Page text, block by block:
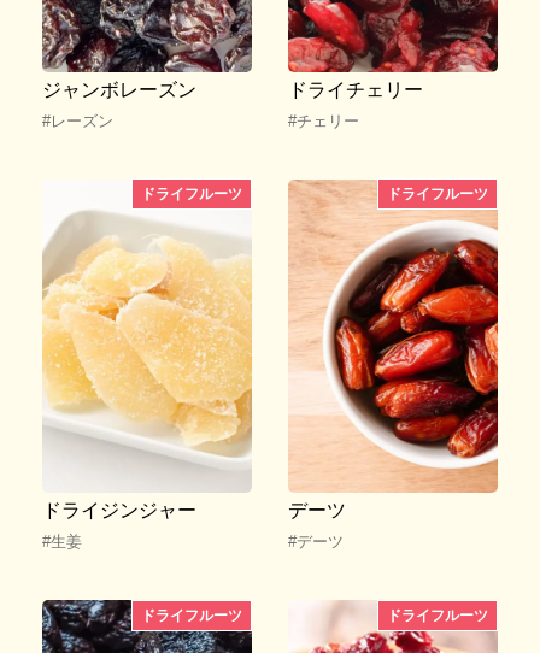
ジャンボレーズン
#レーズン
ドライチェリー
#チェリー
ドライフルーツ
ドライジンジャー
#生姜
ドライフルーツ
デーツ
#デーツ
ドライフルーツ ドライフルーツ